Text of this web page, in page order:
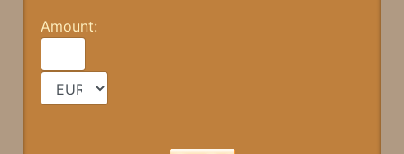
Amount: